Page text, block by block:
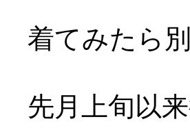
着てみたら
先月上旬以